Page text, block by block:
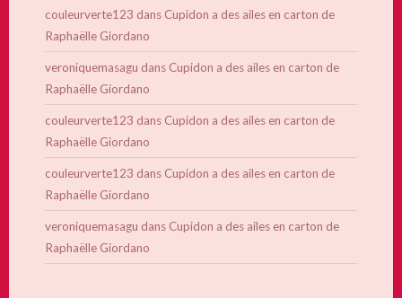
couleurverte123 dans Cupidon a des ailes en carton de
Raphaëlle Giordano
veroniquemasagu dans Cupidon a des ailes en carton de
Raphaëlle Giordano
couleurverte123 dans Cupidon a des ailes en carton de
Raphaëlle Giordano
couleurverte123 dans Cupidon a des ailes en carton de
Raphaëlle Giordano
veroniquemasagu dans Cupidon a des ailes en carton de
Raphaëlle Giordano